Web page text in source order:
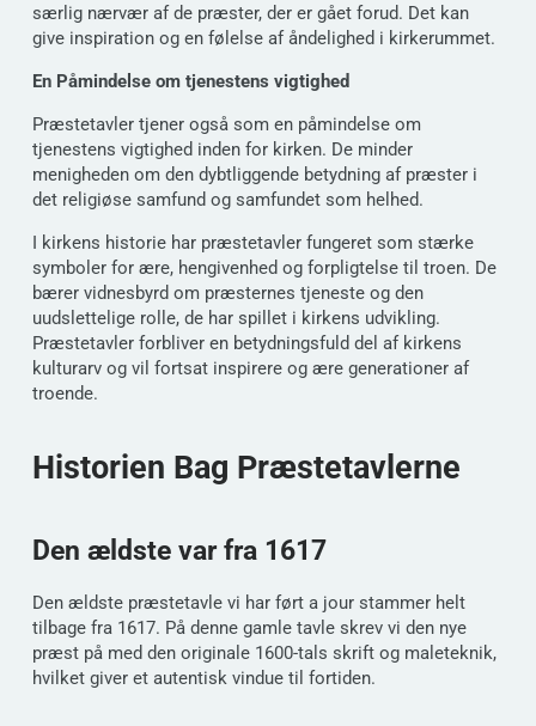
særlig nærvær af de præster, der er gået forud. Det kan
give inspiration og en følelse af åndelighed i kirkerummet.
En Påmindelse om tjenestens vigtighed
Præstetavler tjener også som en påmindelse om
tjenestens vigtighed inden for kirken. De minder
menigheden om den dybtliggende betydning af præster i
det religiøse samfund og samfundet som helhed.
I kirkens historie har præstetavler fungeret som stærke
symboler for ære, hengivenhed og forpligtelse til troen. De
bærer vidnesbyrd om præsternes tjeneste og den
uudslettelige rolle, de har spillet i kirkens udvikling.
Præstetavler forbliver en betydningsfuld del af kirkens
kulturarv og vil fortsat inspirere og ære generationer af
troende.
Historien Bag Præstetavlerne
Den ældste var fra 1617
Den ældste præstetavle vi har ført a jour stammer helt
tilbage fra 1617. På denne gamle tavle skrev vi den nye
præst på med den originale 1600-tals skrift og maleteknik,
hvilket giver et autentisk vindue til fortiden.